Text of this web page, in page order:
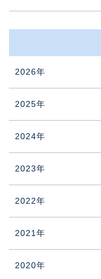
2026年
2025年
2024年
2023年
2022年
2021年
2020年